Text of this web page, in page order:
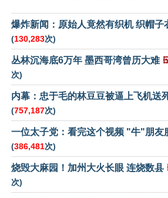
爆炸新闻：原始人竟然有织机 织帽子
(130,283次)
丛林沉海底6万年 墨西哥湾曾历大难
次)
内幕：忠于毛的林豆豆被逼上飞机送
(757,187次)
一位太子党：看完这个视频 "牛"朋友
(386,481次)
烧毁大麻园！加州大火长眼 连烧数县
次)